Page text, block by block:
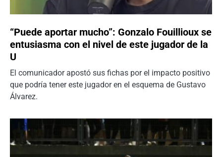
“Puede aportar mucho”: Gonzalo Fouillioux se
entusiasma con el nivel de este jugador de la
U
El comunicador apostó sus fichas por el impacto positivo
que podría tener este jugador en el esquema de Gustavo
Álvarez.